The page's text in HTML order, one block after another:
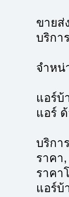
ขายส่
บริกา
จำหน่
แอร์บ้
แอร์
บริกา
ราคา
ราคา
แอร์บ้